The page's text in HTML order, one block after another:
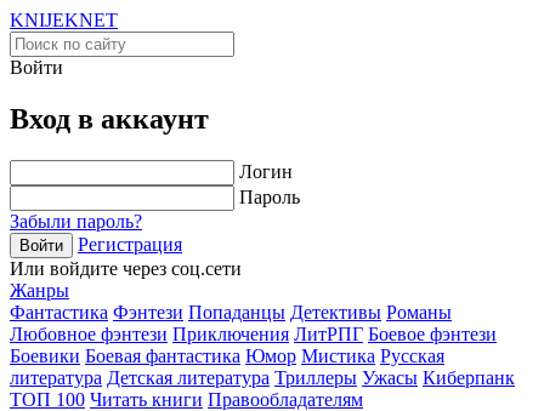
KNIJEKNET
Войти
Вход в аккаунт
Логин
Пароль
Забыли пароль?
Войти
Регистрация
Или войдите через соц.сети
Жанры
Фантастика Фэнтези Попаданцы Детективы Романы
Любовное фэнтези Приключения ЛитРПГ Боевое фэнтези
Боевики Боевая фантастика Юмор Мистика Русская
литература Детская литература Триллеры Ужасы Киберпанк
ТОП 100 Читать книги Правообладателям